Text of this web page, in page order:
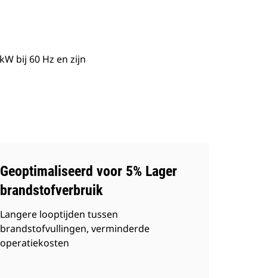
bij 60 Hz en zijn
Geoptimaliseerd voor 5% Lager
brandstofverbruik
Langere looptijden tussen
brandstofvullingen, verminderde
operatiekosten